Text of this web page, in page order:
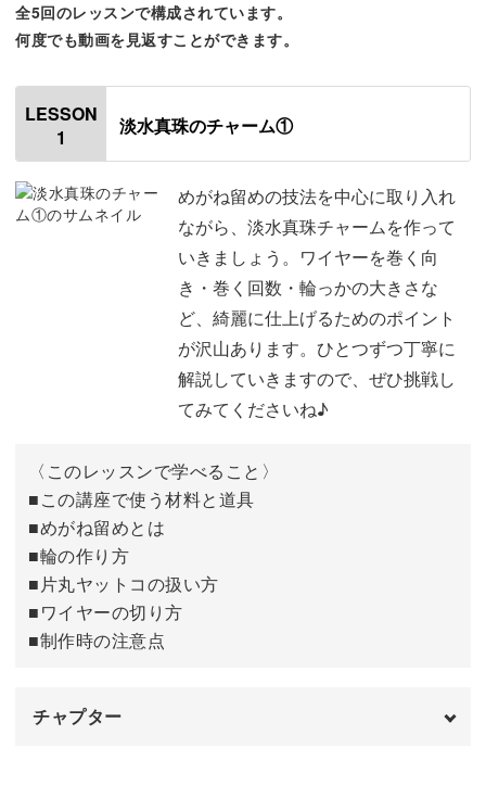
せない技術です。
で挑戦したけど「上手く作れない」「挫折した」という声
をよく耳にします。
今回は、作りやすい方法でご紹介するので、ぜひ挑戦して
いきましょう。
イヤーカフなら気軽にお洒落が楽しめる
「イヤーカフ」とは、耳の軟骨部分に引っかけたり、挟み
ピアスの穴を開けない方も増えており、気軽に楽しめるイ
ヤーカフが流行しはじめました。
近年では、もはや「おしゃれの定番アイテム」となってい
全5回のレッスンで構成されています。
何度でも動画を見返すことができます。
LESSON
1
淡水真珠のチャーム①
めがね留めの技法を中心に取り入れ
ながら、淡水真珠チャームを作って
いきましょう。ワイヤーを巻く向
き・巻く回数・輪っかの大きさな
ど、綺麗に仕上げるためのポイント
が沢山あります。ひとつずつ丁寧に
解説していきますので、ぜひ挑戦し
てみてくださいね♪
〈このレッスンで学べること〉
■この講座で使う材料と道具
■めがね留めとは
■輪の作り方
■片丸ヤットコの扱い方
■ワイヤーの切り方
■制作時の注意点
チャプター